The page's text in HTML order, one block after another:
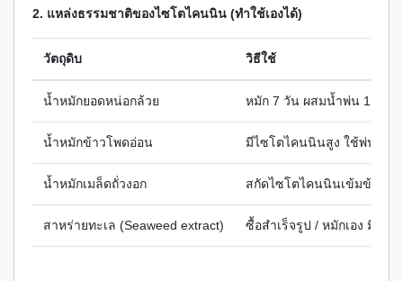
2. แหล่งธรรมชาติของไซโตไคนนิน (ทำใช้เองได้)
วัตถุดิบ วิธีใช้
น้ำหมักยอดหน่อกล้วย หมัก 7 วัน ผสมน้ำพ่น 1:100
น้ำหมักข้าวโพดอ่อน มีไซโตไคนนินสูง ใช้พ่นใบ
น้ำหมักเมล็ดถั่วงอก สกัดไซโตไคนนินเข้มข้นตา
สาหร่ายทะเล (Seaweed extract) ซื้อสำเร็จรูป / หมักเอง มีไซ